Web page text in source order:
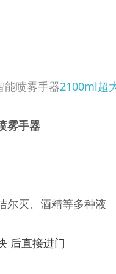
能喷雾手器2100ml超
雾手器
尔灭、酒精等多种液
后直接进门